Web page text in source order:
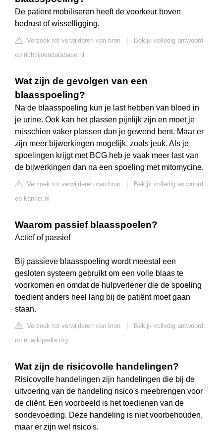
De patiënt mobiliseren heeft de voorkeur boven
bedrust of wisselligging.
Verzoek tot verwijderen van bron
Bekijk volledig antwoord
op richtlijnendatabase.nl
Wat zijn de gevolgen van een
blaasspoeling?
Na de blaasspoeling kun je last hebben van bloed in
je urine. Ook kan het plassen pijnlijk zijn en moet je
misschien vaker plassen dan je gewend bent. Maar er
zijn meer bijwerkingen mogelijk, zoals jeuk. Als je
spoelingen krijgt met BCG heb je vaak meer last van
de bijwerkingen dan na een spoeling met mitomycine.
Verzoek tot verwijderen van bron
Bekijk volledig antwoord
op kanker.nl
Waarom passief blaasspoelen?
Actief of passief
Bij passieve blaasspoeling wordt meestal een
gesloten systeem gebruikt om een volle blaas te
voorkomen en omdat de hulpverlener die de spoeling
toedient anders heel lang bij de patiënt moet gaan
staan.
Verzoek tot verwijderen van bron
Bekijk volledig antwoord
op nl.wikipedia.org
Wat zijn de risicovolle handelingen?
Risicovolle handelingen zijn handelingen die bij de
uitvoering van de handeling risico's meebrengen voor
de cliënt. Een voorbeeld is het toedienen van de
sondevoeding. Deze handeling is niet voorbehouden,
maar er zijn wel risico's.